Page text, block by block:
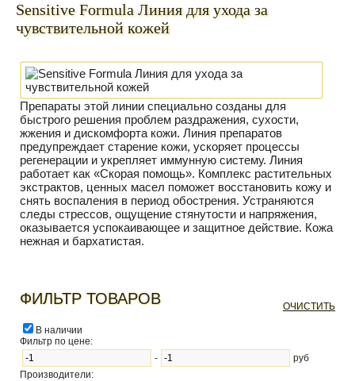
Sensitive Formula Линия для ухода за
чувствительной кожей
Препараты этой линии специально созданы для
быстрого решения проблем раздражения, сухости,
жжения и дискомфорта кожи. Линия препаратов
предупреждает старение кожи, ускоряет процессы
регенерации и укрепляет иммунную систему. Линия
работает как «Скорая помощь». Комплекс растительных
экстрактов, ценных масел поможет восстановить кожу и
снять воспаления в период обострения. Устраняются
следы стрессов, ощущение стянутости и напряжения,
оказывается успокаивающее и защитное действие. Кожа
нежная и бархатистая.
ФИЛЬТР ТОВАРОВ ОЧИСТИТЬ
В наличии
Фильтр по цене:
-
руб
Производители: